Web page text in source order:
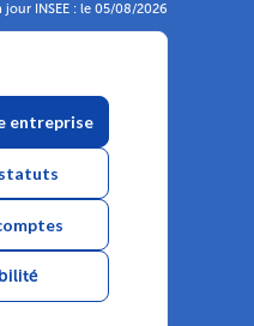
jour INSEE : le 05/08/2026
entreprise